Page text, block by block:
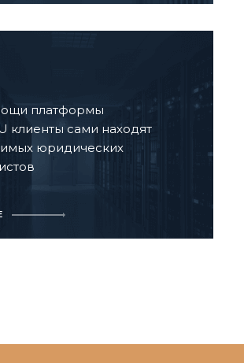
платформы
клиенты сами находят
юридических